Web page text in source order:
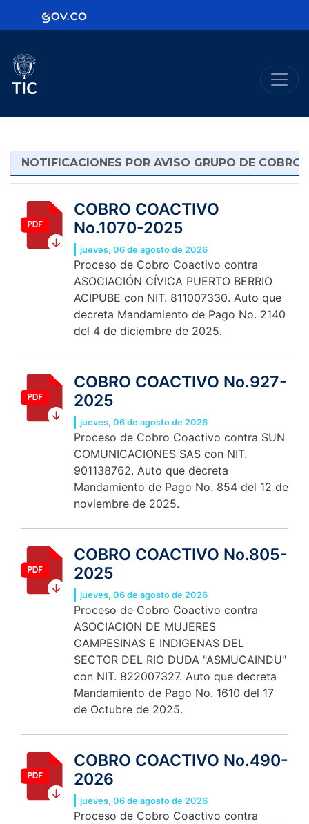
Logo Gobierno de Colombia
NOTIFICACIONES POR AVISO GRUPO DE COBRO
NOTIFICACIONES POR AVISO
COBRO COACTIVO
No.1070-2025
jueves, 06 de agosto de 2026
Proceso de Cobro Coactivo contra
ASOCIACIÓN CÍVICA PUERTO BERRIO
ACIPUBE con NIT. 811007330. Auto que
decreta Mandamiento de Pago No. 2140
del 4 de diciembre de 2025.
COBRO COACTIVO No.927-
2025
jueves, 06 de agosto de 2026
Proceso de Cobro Coactivo contra SUN
COMUNICACIONES SAS con NIT.
901138762. Auto que decreta
Mandamiento de Pago No. 854 del 12 de
noviembre de 2025.
COBRO COACTIVO No.805-
2025
jueves, 06 de agosto de 2026
Proceso de Cobro Coactivo contra
ASOCIACION DE MUJERES
CAMPESINAS E INDIGENAS DEL
SECTOR DEL RIO DUDA "ASMUCAINDU"
con NIT. 822007327. Auto que decreta
Mandamiento de Pago No. 1610 del 17
de Octubre de 2025.
COBRO COACTIVO No.490-
2026
jueves, 06 de agosto de 2026
Proceso de Cobro Coactivo contra